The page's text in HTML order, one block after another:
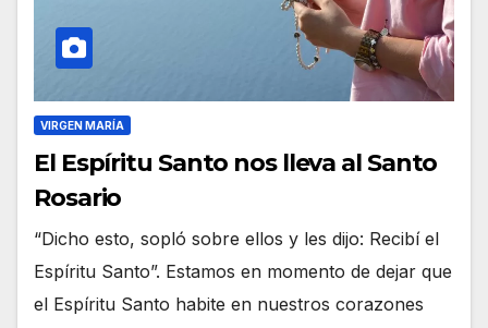
VIRGEN MARÍA
El Espíritu Santo nos lleva al Santo
Rosario
“Dicho esto, sopló sobre ellos y les dijo: Recibí el
Espíritu Santo”. Estamos en momento de dejar que
el Espíritu Santo habite en nuestros corazones